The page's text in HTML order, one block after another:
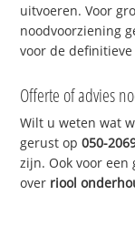
uitvoeren. Voor
noodvoorziening
voor de
Offerte of advies
Wilt u weten wat
gerust op050-
zijn. Ook voor een
over riool